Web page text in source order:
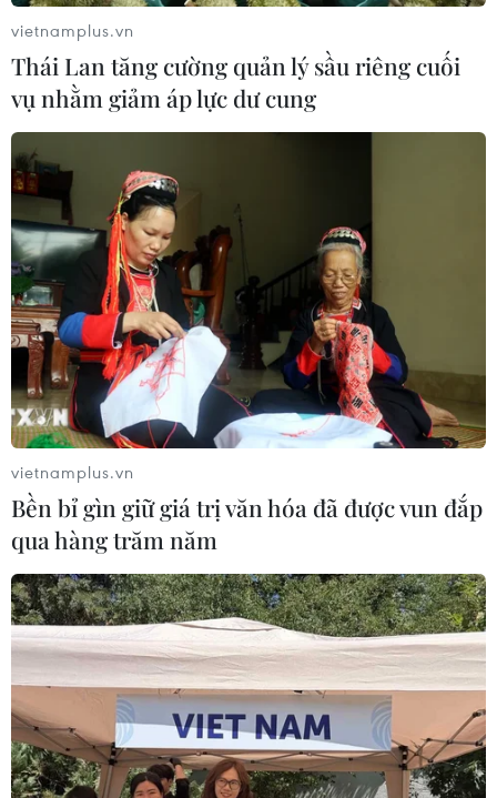
Đồng Nai: Bắt nhóm làm giả giấy tờ đất để
bán cho người khác
18/01/2024 10:26
Làm giả hồ sơ đất của người đã mất rồi bán lại cho
Công an tỉnh Đồng Nai và Kiên Giang bắt giữ khi đang
lẩn trốn.
Hà Nội: Làm giả giấy tờ Trung tâm Nghiên
cứu bò và đồng cỏ Ba Vì để lừa đảo
14/12/2023 14:35
Do cần tiền chi tiêu cá nhân, Vương Quốc Luyến nảy ý
định lừa đảo chiếm đoạt tài sản bằng thủ đoạn làm giả
các hợp đồng giao khoán đất của Trung tâm nghiên
vietnamplus.vn
Thái Lan tăng cường quản lý sầu riêng cuối
vụ nhằm giảm áp lực dư cung
vietnamplus.vn
Bền bỉ gìn giữ giá trị văn hóa đã được vun đắp
qua hàng trăm năm